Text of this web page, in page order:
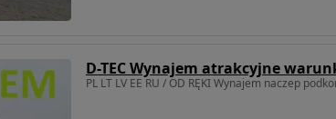
D-TEC Wynajem atrakcyjne
PL LT LV EE RU / OD RĘKI Wynajem naczep